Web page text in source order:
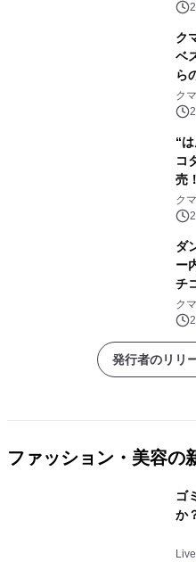
ク
ベ
ら
ク
“
コ
売！
ク
ダ
ー
チ
ク
発行者のリリ
ファッション・美容の
ゴ
か